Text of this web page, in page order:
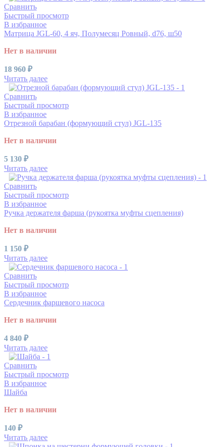
Сравнить
Быстрый просмотр
В избранное
Матрица JGL-60, 4 яч, Полумесяц Ровный, d76, ш50
Нет в наличии
18 960 ₽
Читать далее
Сравнить
Быстрый просмотр
В избранное
Отрезной барабан (формующий стул) JGL-135
Нет в наличии
5 130 ₽
Читать далее
Сравнить
Быстрый просмотр
В избранное
Ручка держателя фарша (рукоятка муфты сцепления)
Нет в наличии
1 150 ₽
Читать далее
Сравнить
Быстрый просмотр
В избранное
Сердечник фаршевого насоса
Нет в наличии
4 840 ₽
Читать далее
Сравнить
Быстрый просмотр
В избранное
Шайба
Нет в наличии
140 ₽
Читать далее